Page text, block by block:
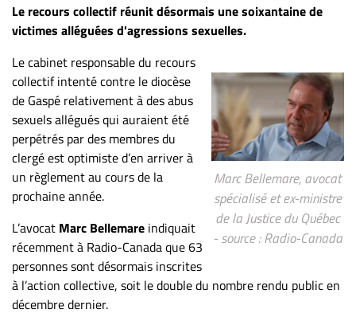
JURISTES
Offres
d'emploi
Formation
Continue
Métiers
Scoop?
CABINETS
ET
ENTREPRISES
Espace
entreprises
Page
Le recours collectif réunit désormais une soixantaine de
victimes alléguées d'agressions sexuelles.
Marc Bellemare, avocat
spécialisé et ex-ministre
de la Justice du Québec
- source : Radio-Canada
Le cabinet responsable du recours
collectif intenté contre le diocèse
de Gaspé relativement à des abus
sexuels allégués qui auraient été
perpétrés par des membres du
clergé est optimiste d’en arriver à
un règlement au cours de la
prochaine année.
L’avocat Marc Bellemare indiquait
récemment à Radio-Canada que 63
personnes sont désormais inscrites
à l’action collective, soit le double du nombre rendu public en
décembre dernier.